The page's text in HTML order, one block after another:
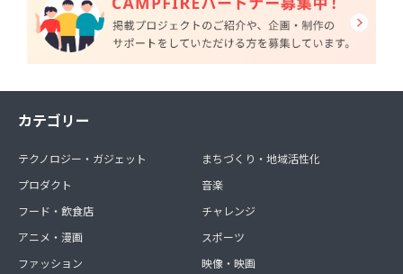
カテゴリー
テクノロジー・ガジェット
プロダクト
フード・飲食店
アニメ・漫画
ファッション
まちづくり・地域活性化
音楽
チャレンジ
スポーツ
映像・映画